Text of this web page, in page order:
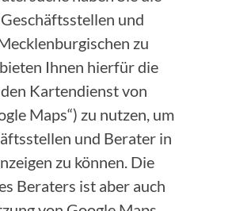
und
zu
Ihnen hierfür die
Kartendienst von
Maps“) zu nutzen, um
und Berater in
zu können. Die
Beraters ist aber auch